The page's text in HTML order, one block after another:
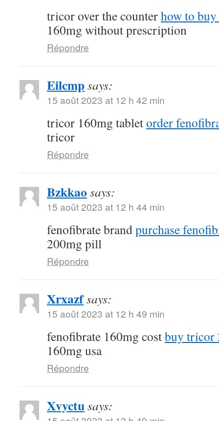
tricor over the counterhow to
160mg without prescription
Répondre
Eilcmpsays:
15 août 2023 at 12 h 42 min
tricor 160mg tabletorder
tricor
Répondre
Bzkkao says:
15 août 2023 at 12 h 44 min
fenofibrate brandpurchase
200mg pill
Répondre
Xrxazfsays:
15 août 2023 at 12 h 49 min
fenofibrate 160mg costbuy tricor
160mg usa
Répondre
Xvyctusays: